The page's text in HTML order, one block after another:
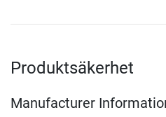
Produktsäkerhet
Manufacturer